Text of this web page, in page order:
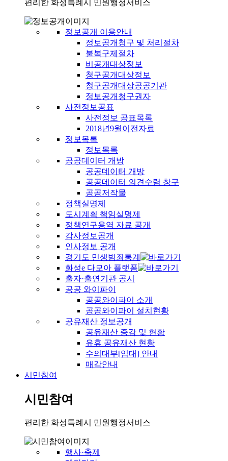
편리한 화성특례시 민원행정서비스
정보공개 이용안내
정보공개청구 및 처리절차
불복구제절차
비공개대상정보
청구공개대상정보
청구공개대상공공기관
정보공개청구권자
사전정보공표
사전정보 공표목록
2018년9월이전자료
정보목록
정보목록
공공데이터 개방
공공데이터 개방
공공데이터 의견수렴 창구
공공저작물
정책실명제
도시계획 책임실명제
정책연구용역 자료 공개
감사정보공개
인사정보 공개
경기도 민생범죄통계
화성e 다모아 플랫폼
출자·출연기관 공시
공공 와이파이
공공와이파이 소개
공공와이파이 설치현황
공유재산 정보공개
공유재산 증감 및 현황
유휴 공유재산 현황
수의대부[임대] 안내
매각안내
시민참여
시민참여
편리한 화성특례시 민원행정서비스
행사·축제